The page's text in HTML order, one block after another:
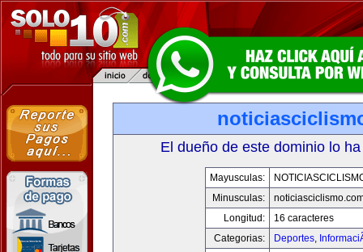
El dueño de este dominio lo
Mayusculas:
Minusculas:
Longitud:
16 caracteres
Categorias:
Deportes,